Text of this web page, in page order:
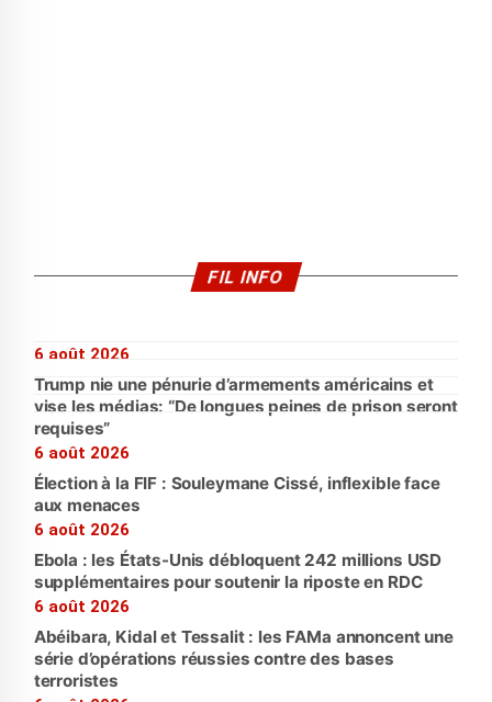
FIL INFO
6 août 2026
Trump nie une pénurie d’armements américains et
vise les médias: “De longues peines de prison seront
requises”
6 août 2026
Élection à la FIF : Souleymane Cissé, inflexible face
aux menaces
6 août 2026
Ebola : les États-Unis débloquent 242 millions USD
supplémentaires pour soutenir la riposte en RDC
6 août 2026
Abéibara, Kidal et Tessalit : les FAMa annoncent une
série d’opérations réussies contre des bases
terroristes